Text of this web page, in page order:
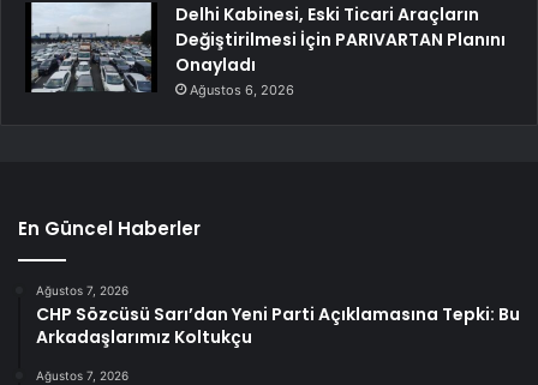
Delhi Kabinesi, Eski Ticari Araçların
Değiştirilmesi İçin PARIVARTAN Planını
Onayladı
Ağustos 6, 2026
En Güncel Haberler
Ağustos 7, 2026
CHP Sözcüsü Sarı’dan Yeni Parti Açıklamasına Tepki: Bu
Arkadaşlarımız Koltukçu
Ağustos 7, 2026